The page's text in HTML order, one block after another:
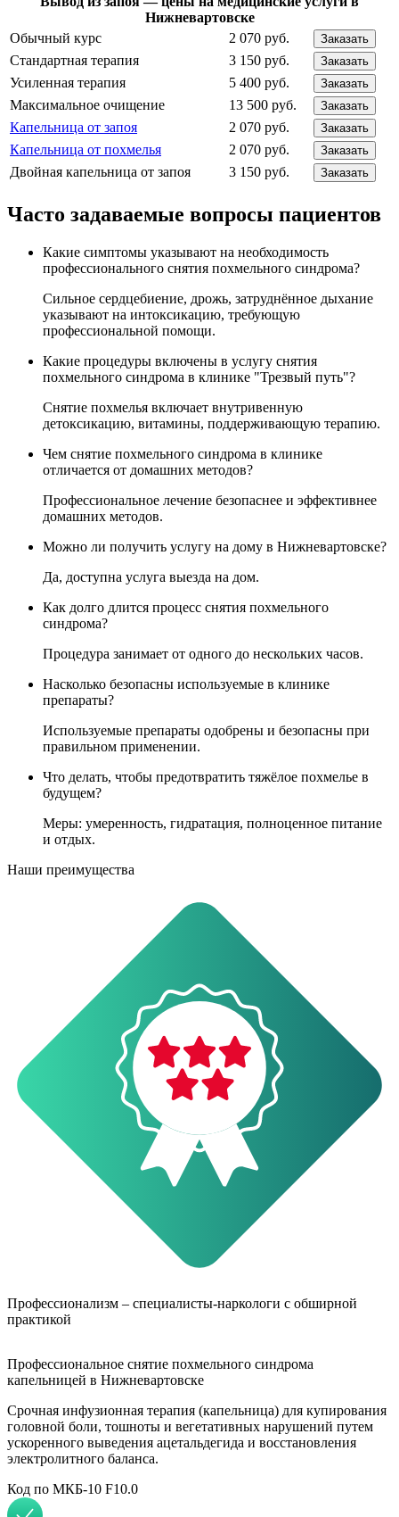
Нижневартовске
Обычный курс
2 070 руб. Заказать
Стандартная терапия 3 150 руб. Заказать
Усиленная терапия 5 400 руб. Заказать
Максимальное очищение 13 500 руб. Заказать
Капельница от запоя 2 070 руб. Заказать
Капельница от похмелья 2 070 руб. Заказать
Двойная капельница от запоя 3 150 руб. Заказать
Часто задаваемые вопросы пациентов
Какие симптомы указывают на необходимость
профессионального снятия похмельного синдрома?
Сильное сердцебиение, дрожь, затруднённое дыхание
указывают на интоксикацию, требующую
профессиональной помощи.
Какие процедуры включены в услугу снятия
похмельного синдрома в клинике "Трезвый путь"?
Снятие похмелья включает внутривенную
детоксикацию, витамины, поддерживающую терапию.
Чем снятие похмельного синдрома в клинике
отличается от домашних методов?
Профессиональное лечение безопаснее и эффективнее
домашних методов.
Можно ли получить услугу на дому в Нижневартовске?
Да, доступна услуга выезда на дом.
Как долго длится процесс снятия похмельного
синдрома?
Процедура занимает от одного до нескольких часов.
Насколько безопасны используемые в клинике
препараты?
Используемые препараты одобрены и безопасны при
правильном применении.
Что делать, чтобы предотвратить тяжёлое похмелье в
будущем?
Меры: умеренность, гидратация, полноценное питание
и отдых.
Наши преимущества
Профессионализм – специалисты-наркологи с обширной
практикой
Профессиональное снятие похмельного синдрома
капельницей в Нижневартовске
Срочная инфузионная терапия (капельница) для купирования
головной боли, тошноты и вегетативных нарушений путем
ускоренного выведения ацетальдегида и восстановления
электролитного баланса.
Код по МКБ-10 F10.0